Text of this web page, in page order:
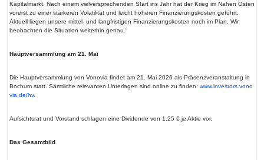
Kapitalmarkt. Nach einem vielversprechenden Start ins Jahr hat der Krieg im Nahen Osten
vorerst zu einer stärkeren Volatilität und leicht höheren Finanzierungskosten geführt.
Aktuell liegen unsere mittel- und langfristigen Finanzierungskosten noch im Plan. Wir
beobachten die Situation weiterhin genau.“
Hauptversammlung am 21. Mai
Die Hauptversammlung von Vonovia findet am 21. Mai 2026 als Präsenzveranstaltung in
Bochum statt. Sämtliche relevanten Unterlagen sind online zu finden: www.investors.vono
via.de/hv.
Aufsichtsrat und Vorstand schlagen eine Dividende von 1,25 € je Aktie vor.
Das Gesamtbild